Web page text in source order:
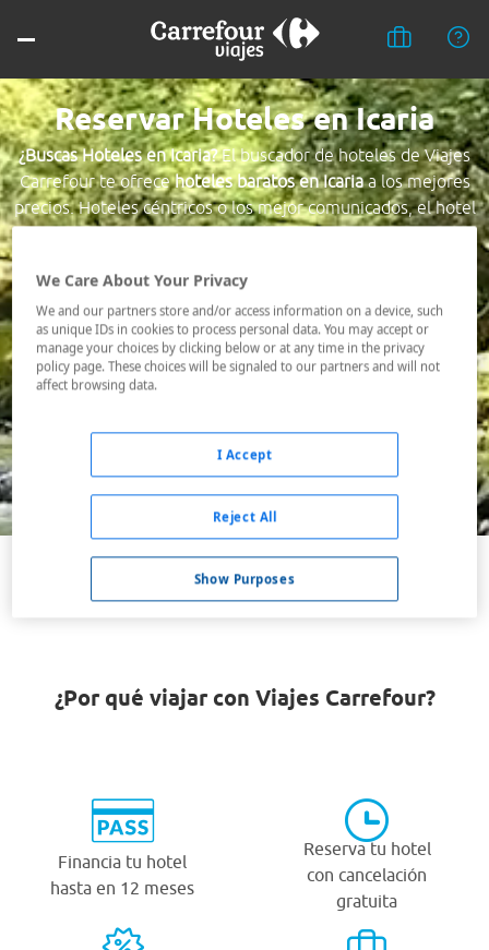
Reservar Hoteles en Icaria
¿Buscas Hoteles en Icaria?El buscador de hoteles de Viajes
Carrefour te ofrecehoteles baratos en Icariaa los mejores
precios. Hoteles céntricos o los mejor comunicados, el hotel
que busques nosotros te lo encontramos al mejor precio.
Destino *
Fechas *
09/08/2026 - 10/08/2026
Buscar
VER TODOS LOS HOTELES BARATOS EN ICARIA
¿Por qué viajar con Viajes Carrefour?
Financia tu hotel
hasta en 12 meses
Reserva tu hotel
con cancelación
gratuita
We Care About Your Privacy
We and our partners store and/or access information on a device, such
as unique IDs in cookies to process personal data. You may accept or
manage your choices by clicking below or at any time in the privacy
policy page. These choices will be signaled to our partners and will not
affect browsing data.
Show Purposes
Reject All
I Accept